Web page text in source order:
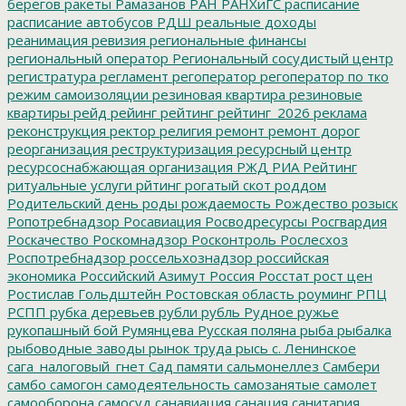
расписание автобусов РДШ реальные доходы
реанимация ревизия региональные финансы
региональный оператор Региональный сосудистый центр
регистратура регламент регоператор регоператор по тко
режим самоизоляции резиновая квартира резиновые
квартиры рейд рейинг рейтинг рейтинг_2026 реклама
реконструкция ректор религия ремонт ремонт дорог
реорганизация реструктуризация ресурсный центр
ресурсоснабжающая организация РЖД РИА Рейтинг
ритуальные услуги рйтинг рогатый скот роддом
Родительский день роды рождаемость Рождество розыск
Ропотребнадзор Росавиация Росводресурсы Росгвардия
Роскачество Роскомнадзор Росконтроль Рослесхоз
Роспотребнадзор россельхознадзор российская
экономика Российский Азимут Россия Росстат рост цен
Ростислав Гольдштейн Ростовская область роуминг РПЦ
РСПП рубка деревьев рубли рубль Рудное ружье
рукопашный бой Румянцева Русская поляна рыба рыбалка
рыбоводные заводы рынок труда рысь с. Ленинское
сага_налоговый_гнет Сад памяти сальмонеллез Самбери
самбо самогон самодеятельность самозанятые самолет
самооборона самосуд санавиация санация санитария